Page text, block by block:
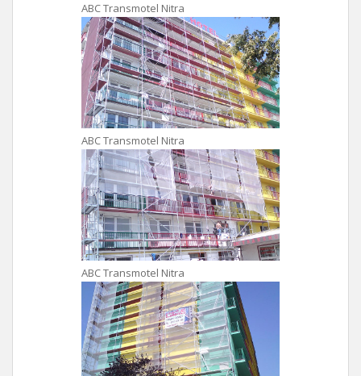
ABC Transmotel Nitra
ABC Transmotel Nitra
ABC Transmotel Nitra